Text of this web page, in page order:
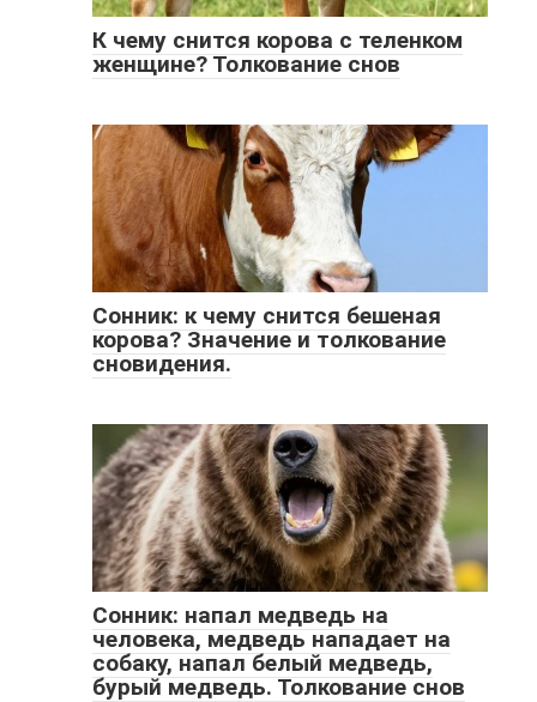
К чему снится корова с теленком
женщине? Толкование снов
Сонник: к чему снится бешеная
корова? Значение и толкование
сновидения.
Сонник: напал медведь на
человека, медведь нападает на
собаку, напал белый медведь,
бурый медведь. Толкование снов